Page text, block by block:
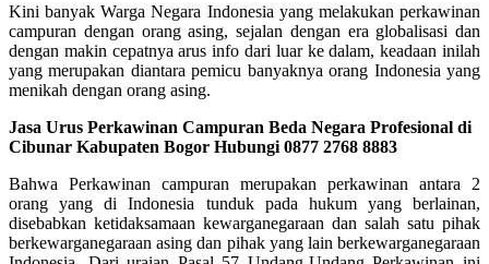
Kini banyak Warga Negara Indonesia yang melakukan perkawinan
campuran dengan orang asing, sejalan dengan era globalisasi dan
dengan makin cepatnya arus info dari luar ke dalam, keadaan inilah
yang merupakan diantara pemicu banyaknya orang Indonesia yang
menikah dengan orang asing.
Jasa Urus Perkawinan Campuran Beda Negara Profesional di
Cibunar Kabupaten Bogor Hubungi 0877 2768 8883
Bahwa Perkawinan campuran merupakan perkawinan antara 2
orang yang di Indonesia tunduk pada hukum yang berlainan,
disebabkan ketidaksamaan kewarganegaraan dan salah satu pihak
berkewarganegaraan asing dan pihak yang lain berkewarganegaraan